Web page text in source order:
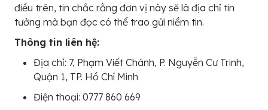
điều trên, tin chắc rằng đơn vị này sẽ là địa chỉ tin
tưởng mà bạn đọc có thể trao gửi niềm tin.
Thông tin liên hệ:
Địa chỉ: 7, Phạm Viết Chánh, P. Nguyễn Cư Trinh,
Quận 1, TP. Hồ Chí Minh
Điện thoại: 0777 860 669